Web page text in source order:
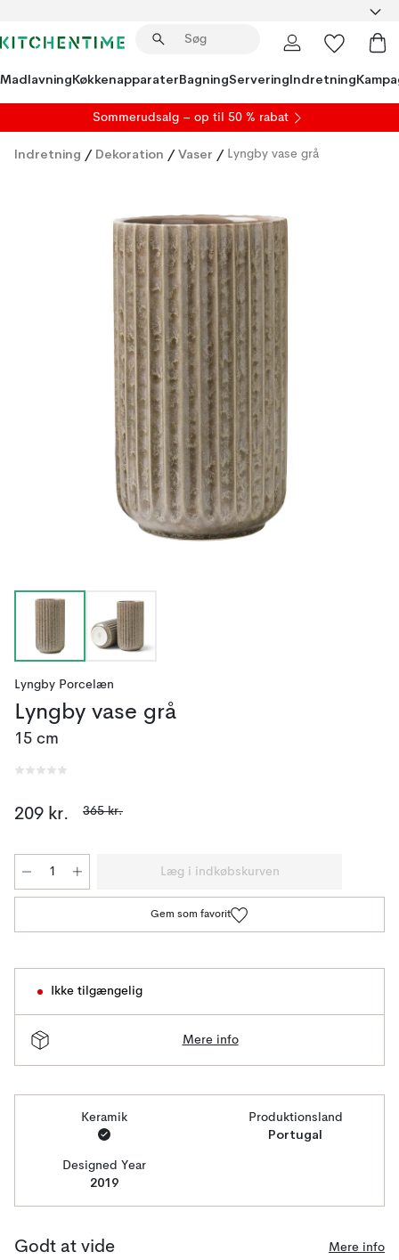
MadlavningKøkkenapparaterBagningServeringIndretning
Sommerudsalg – op til 50 % rabat
Indretning / Dekoration / Vaser / Lyngby vase grå
Lyngby Porcelæn
Lyngby vase grå
15 cm
209 kr. 365 kr.
Læg i indkøbskurven
Gem som favorit
Ikke tilgængelig
Mere info
Keramik Produktionsland
Portugal
Designed Year
2019
Godt at vide Mere info